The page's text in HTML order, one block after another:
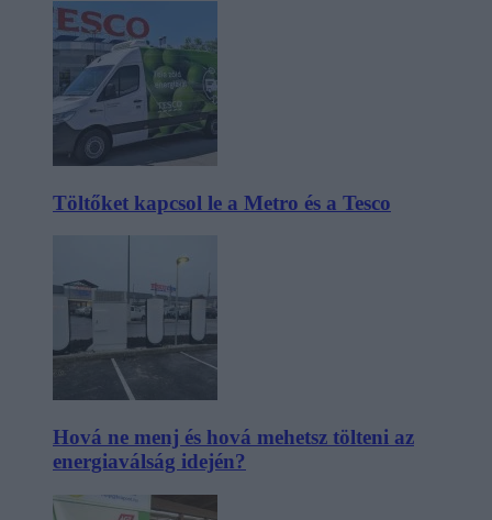
Töltőket kapcsol le a Metro és a Tesco
Hová ne menj és hová mehetsz tölteni az
energiaválság idején?